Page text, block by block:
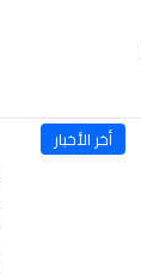
أخر الأخبار